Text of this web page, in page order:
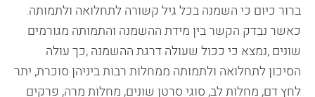
ברור כיום כי השמנה בכל גיל קשורה לתחלואה ולתמותה.
כאשר נבדק הקשר בין מידת ההשמנה והתמותה מגורמים
שונים ,נמצא כי ככול שעולה דרגת ההשמנה ,כך עולה
הסיכון לתחלואה ולתמותה ממחלות רבות ביניהן סוכרת, יתר
לחץ דם, מחלות לב, סוגי סרטן שונים, מחלות מרה, פרקים